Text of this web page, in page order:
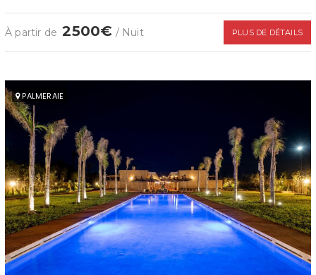
À partir de 2500€ / Nuit PLUS DE DÉTAILS
PALMERAIE